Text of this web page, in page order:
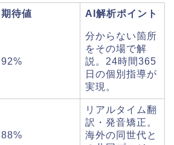
期待値 AI解析ポイント
92%
分からない箇所
をその場で解
説。24時間365
日の個別指導が
実現。
88%
リアルタイム翻
訳・発音矯正。
海外の同世代と